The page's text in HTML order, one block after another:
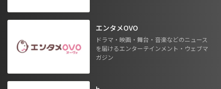
エンタメOVO
ドラマ・映画・舞台・音楽などのニュース
を届けるエンターテインメント・ウェブマ
ガジン